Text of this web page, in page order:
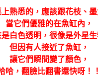
熟悉的，應該跟花枝、墨
當它們優雅的在魚缸內，
白色透明，很像是外星生
但因有人接近了魚缸，
讓它們瞬間變了顏色，
哈，翻臉比翻書還快呀！